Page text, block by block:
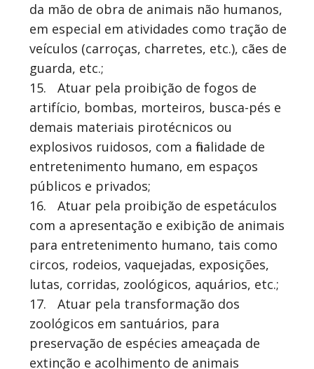
da mão de obra de animais não humanos,
em especial em atividades como tração de
veículos (carroças, charretes, etc.), cães de
guarda, etc.;
15.
Atuar pela proibição de fogos de
artifício, bombas, morteiros, busca-pés e
demais materiais pirotécnicos ou
explosivos ruidosos, com a finalidade de
entretenimento humano, em espaços
públicos e privados;
16.
Atuar pela proibição de espetáculos
com a apresentação e exibição de animais
para entretenimento humano, tais como
circos, rodeios, vaquejadas, exposições,
lutas, corridas, zoológicos, aquários, etc.;
17.
Atuar pela transformação dos
zoológicos em santuários, para
preservação de espécies ameaçada de
extinção e acolhimento de animais